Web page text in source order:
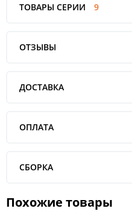
ТОВАРЫ СЕРИИ 9
ОТЗЫВЫ
ДОСТАВКА
ОПЛАТА
СБОРКА
Похожие товары